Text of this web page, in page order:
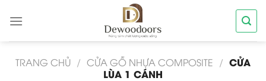
đến
TRANG CHỦ / CỬA GỖ NHỰA COMPOSITE / CỬA
LÙA 1 CÁNH